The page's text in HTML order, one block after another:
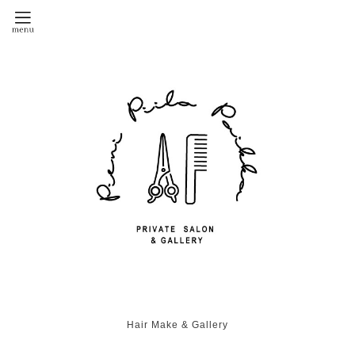
Hair Make & Gallery